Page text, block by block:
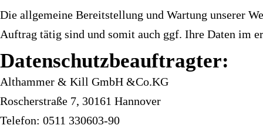
Die allgemeine Bereitstellung und Wartung unserer
Auftrag tätig sind und somit auch ggf. Ihre Daten im
Datenschutzbeauftragter:
Althammer & Kill GmbH &Co.KG
Roscherstraße 7, 30161 Hannover
Telefon: 0511 330603-90